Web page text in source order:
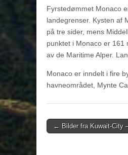
Fyrstedømmet Monaco
landegrenser. Kysten af
på tre sider, mens
punktet i Monaco er 161
av de Maritime Alper.
Monaco er inndelt i fire
havneområdet, Mynte
Post
← Bilder fra Kuwait-City